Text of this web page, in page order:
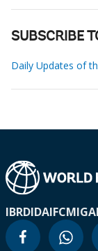
SUBSCRIBE
Daily Updates of
IBRDIDAIFCMIGA